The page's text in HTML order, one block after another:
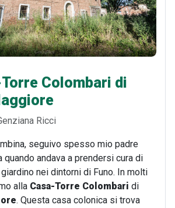
Colombari di
Ricci
seguivo spesso mio padre
quando andava a prendersi cura di
nei dintorni di Funo. In molti
alla Casa-Torre Colombari di
. Questa casa colonica si trova